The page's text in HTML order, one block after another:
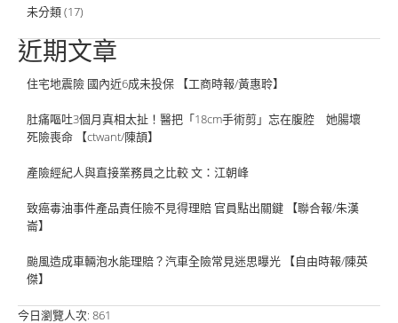
未分類(17)
近期文章
住宅地震險 國內近6成未投保 【工商時報/黃惠聆】
肚痛嘔吐3個月真相太扯！醫把「18cm手術剪」忘在腹腔 她腸壞
死險喪命 【ctwant/陳頡】
產險經紀人與直接業務員之比較 文：江朝峰
致癌毒油事件產品責任險不見得理賠 官員點出關鍵 【聯合報/朱漢
崙】
颱風造成車輛泡水能理賠？汽車全險常見迷思曝光 【自由時報/陳英
傑】
今日瀏覽人次: 861